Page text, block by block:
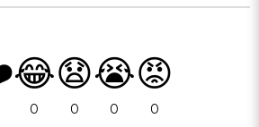
😂
0
😧
0
😭
0
😡
0